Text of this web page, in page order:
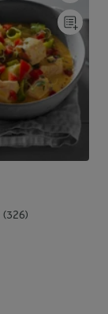
(326)